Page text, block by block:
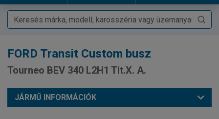
FORD Transit Custom busz
Tourneo BEV 340 L2H1 Tit.X. A.
JÁRMŰ INFORMÁCIÓK